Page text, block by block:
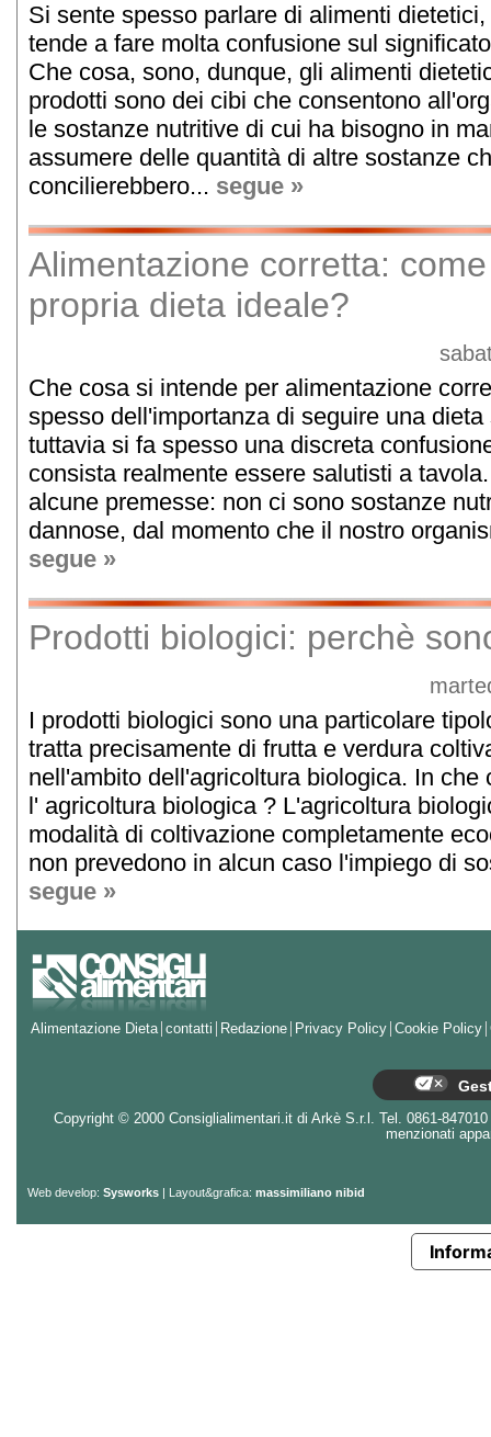
Si sente spesso parlare di alimenti
tende a fare molta confusione sul
Che cosa, sono, dunque, gli alimenti
prodotti sono dei cibi che consentono
le sostanze nutritive di cui ha bisogno in
assumere delle quantità di altre sostanze
concilierebbero... segue »
Alimentazione corretta:
propria dieta ideale?
Che cosa si intende per alimentazione
spesso dell'importanza di seguire una
tuttavia si fa spesso una discreta
consista realmente essere salutisti a
alcune premesse: non ci sono sostanze
dannose, dal momento che il nostro
segue »
Prodotti biologici: perchè
I prodotti biologici sono una particolare
tratta precisamente di frutta e verdura
nell'ambito dell'agricoltura biologica. In che
l' agricoltura biologica ? L'agricoltura
modalità di coltivazione completamente
non prevedono in alcun caso l'impiego di
segue »
Alimentazione Dieta contatti Redazione Privacy Policy Cookie Policy
Copyright © 2000 Consiglialimentari.it di Arkè S.r.l. Tel. 0861-
menzionati
Web develop: Sysworks | Layout&grafica: massimiliano nibid